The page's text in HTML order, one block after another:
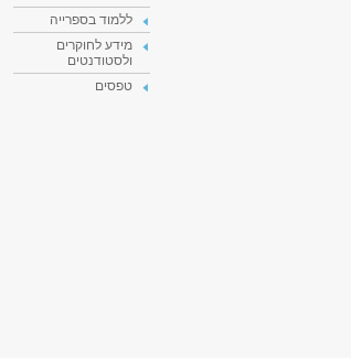
ללמוד בספרייה
מידע לחוקרים
ולסטודנטים
טפסים